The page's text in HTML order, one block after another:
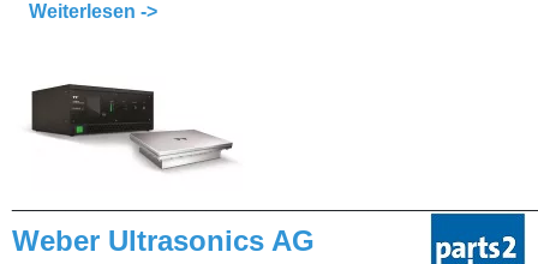
Weiterlesen ->
Weber Ultrasonics AG